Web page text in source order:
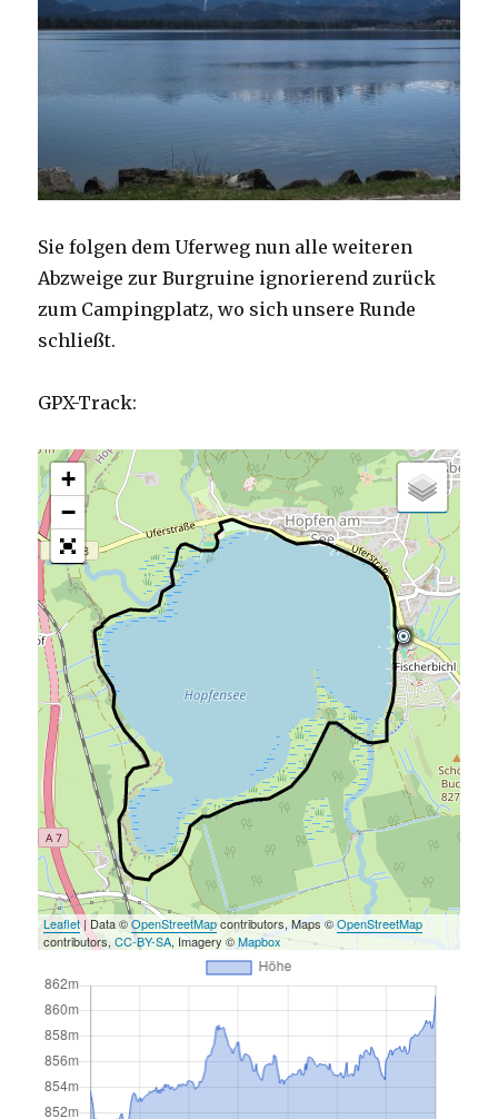
Sie folgen dem Uferweg nun alle weiteren
Abzweige zur Burgruine ignorierend zurück
zum Campingplatz, wo sich unsere Runde
schließt.
GPX-Track:
+
−
Leaflet| Data ©OpenStreetMapcontributors, Maps ©OpenStreetMap
contributors,CC-BY-SA, Imagery ©Mapbox